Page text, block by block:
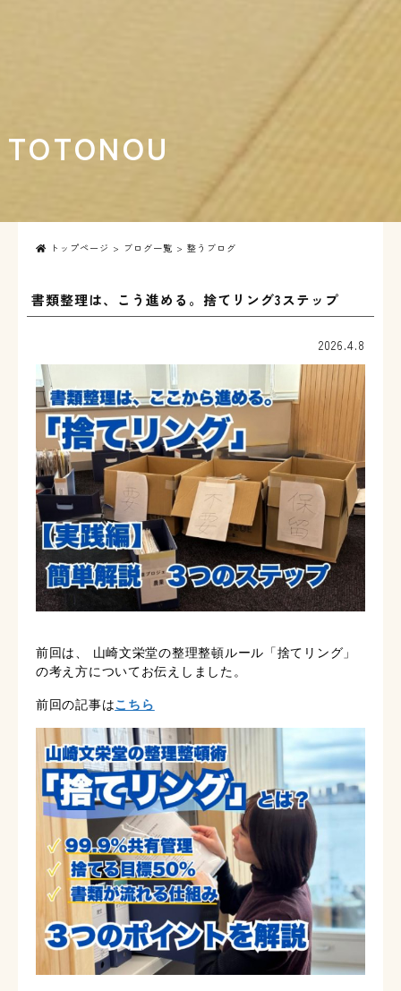
TOTONOU
トップページ > ブログ一覧 > 整うブログ
書類整理は、こう進める。捨てリング3ステップ
2026.4.8
前回は、 山崎文栄堂の整理整頓ルール「捨てリング」
の考え方についてお伝えしました。
前回の記事はこちら